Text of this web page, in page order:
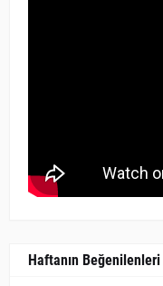
Haftanın Beğenilenleri